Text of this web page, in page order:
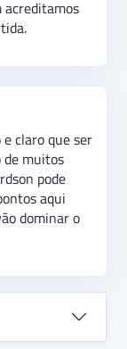
acreditamos
claro que ser
de muitos
pode
aqui
dominar o